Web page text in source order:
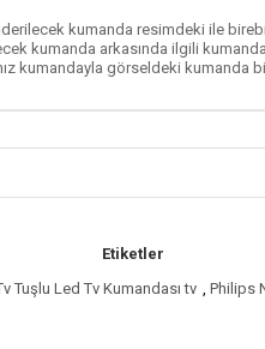
kumanda resimdeki ile
kumanda arkasında ilgili
kumandayla görseldeki kumanda
Etiketler
Tuşlu Led Tv Kumandası tv , Philips